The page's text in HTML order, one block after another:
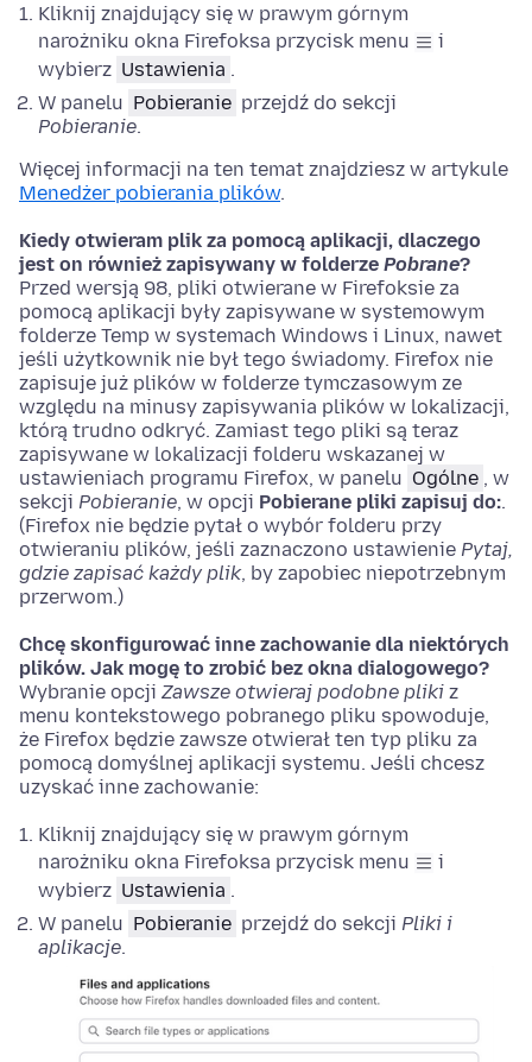
Kliknij znajdujący się w prawym górnym
narożniku okna Firefoksa przycisk menu
i
wybierz Ustawienia .
W panelu Pobieranie przejdź do sekcji
Pobieranie.
Więcej informacji na ten temat znajdziesz w artykule
Menedżer pobierania plików.
Kiedy otwieram plik za pomocą aplikacji, dlaczego
jest on również zapisywany w folderze Pobrane?
Przed wersją 98, pliki otwierane w Firefoksie za
pomocą aplikacji były zapisywane w systemowym
folderze Temp w systemach Windows i Linux, nawet
jeśli użytkownik nie był tego świadomy. Firefox nie
zapisuje już plików w folderze tymczasowym ze
względu na minusy zapisywania plików w lokalizacji,
którą trudno odkryć. Zamiast tego pliki są teraz
zapisywane w lokalizacji folderu wskazanej w
ustawieniach programu Firefox, w panelu Ogólne , w
sekcji Pobieranie, w opcji Pobierane pliki zapisuj do:.
(Firefox nie będzie pytał o wybór folderu przy
otwieraniu plików, jeśli zaznaczono ustawienie Pytaj,
gdzie zapisać każdy plik, by zapobiec niepotrzebnym
przerwom.)
Chcę skonfigurować inne zachowanie dla niektórych
plików. Jak mogę to zrobić bez okna dialogowego?
Wybranie opcji Zawsze otwieraj podobne pliki z
menu kontekstowego pobranego pliku spowoduje,
że Firefox będzie zawsze otwierał ten typ pliku za
pomocą domyślnej aplikacji systemu. Jeśli chcesz
uzyskać inne zachowanie:
Kliknij znajdujący się w prawym górnym
narożniku okna Firefoksa przycisk menu
i
wybierz Ustawienia .
W panelu Pobieranie przejdź do sekcji Pliki i
aplikacje.